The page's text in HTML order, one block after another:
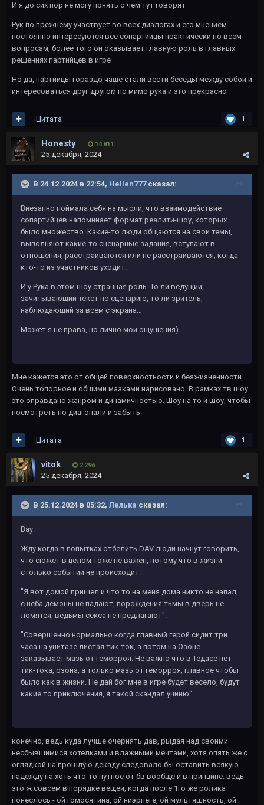
И я до сих пор не могу понять о чем тут говорят
Рук по прежнему участвует во всех диалогах и его мнением
постоянно интересуются все сопартийцы практически по всем
вопросам, более того он оказывает главную роль в главных
решениях партийцев в игре
Но да, партийцы гораздо чаще стали вести беседы между собой и
интересоваться друг другом по мимо рука и это прекрасно
1
Цитата
Honesty 14 811
25 декабря, 2024
В 24.12.2024 в 22:54, Hellen777сказал:
Внезапно поймала себя на мысли, что взаимодействие
сопартийцев напоминает формат реалити-шоу, которых
было множество. Какие-то люди общаются на свои темы,
выполняют какие-то сценарные задания, вступают в
отношения, расстраиваются или не расстраиваются, когда
кто-то из участников уходит.
И у Рука в этом шоу странная роль. То ли ведущий,
зачитывающий текст по сценарию, то ли зритель,
наблюдающий за всем с экрана…
Может я не права, но лично мои ощущения)
Мне кажется это от общей поверхностности и безжизненности.
Очень топорное и общими мазками нарисовано. В рамках тв шоу
это оправдано жанром и динамичностью. Шоу на то и шоу, чтобы
посмотреть по диагонали и забыть.
1
Цитата
vitok 2 296
25 декабря, 2024
В 25.12.2024 в 05:32, Лелька сказал:
Вау.
Жду когда в попытках отбелить DAV люди начнут говорить,
что сюжет в целом тоже не важен, потому что в жизни
столько событий не происходит.
"Я вот домой пришел и что то на меня дома никто не напал,
с неба демоны не падают, порождения тьмы в дверь не
ломятся, ведьмы секса не предлагают".
"Совершенно нормально когда главный герой сидит три
часа на унитазе листая тик-ток, а потом на Озоне
заказывает мазь от геморроя. Не важно что в Тедасе нет
тик-тока, озона, а только мазь от геморроя, главное чтобы
было как в жизни. Не дай бог мне в игре будет весело, будут
какие то приключения, я такой скандал учиню".
конечно, ведь куда лучше очернять дав, рыдая над своими
несбывшимися хотелками и влажными мечтами, хотя опять же с
оглядкой на прошлую декаду следовало бы оставить всякую
надежду на хоть что-то путное от бв вообще и в принципе. ведь
это ж совсем в порядке вещей, когда после 1го же ролика
понеслось - ой гомосятина, ой ниэрпеге, ой мультяшность, ой